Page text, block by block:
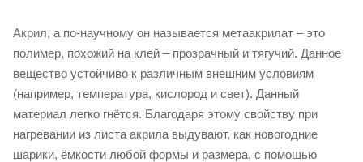
Акрил, а по-научному он называется метаакрилат – это
полимер, похожий на клей – прозрачный и тягучий. Данное
вещество устойчиво к различным внешним условиям
(например, температура, кислород и свет). Данный
материал легко гнётся. Благодаря этому свойству при
нагревании из листа акрила выдувают, как новогодние
шарики, ёмкости любой формы и размера, с помощью